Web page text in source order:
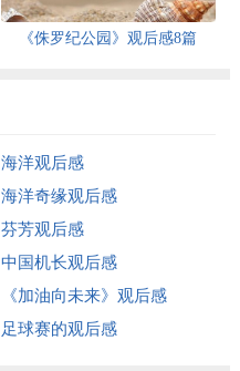
《侏罗纪公园》观后感8篇
海洋观后感
海洋奇缘观后感
芬芳观后感
中国机长观后感
《加油向未来》观后感
足球赛的观后感